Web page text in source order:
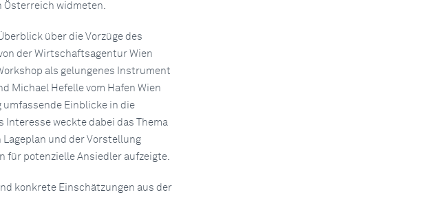
Österreich widmeten.
über die Vorzüge des
der Wirtschaftsagentur Wien
als gelungenes Instrument
Michael Hefelle vom Hafen Wien
Einblicke in die
Interesse weckte dabei das Thema
und der Vorstellung
für potenzielle Ansiedler aufzeigte.
konkrete Einschätzungen aus der